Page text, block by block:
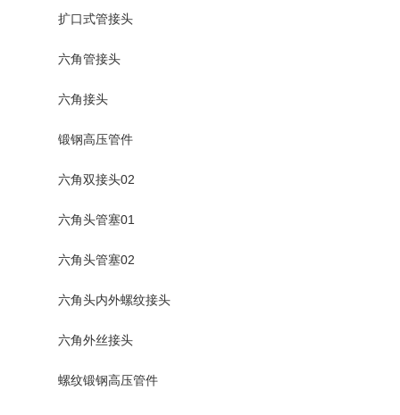
扩口式管接头
六角管接头
六角接头
锻钢高压管件
六角双接头02
六角头管塞01
六角头管塞02
六角头内外螺纹接头
六角外丝接头
螺纹锻钢高压管件